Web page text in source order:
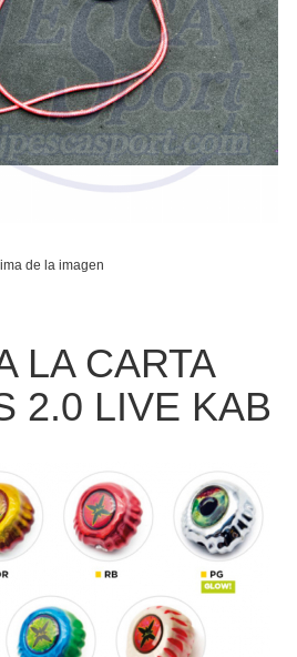
de la imagen
LA CARTA
2.0 LIVE KAB